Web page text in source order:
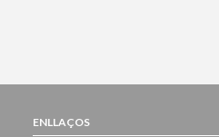
ENLLAÇOS